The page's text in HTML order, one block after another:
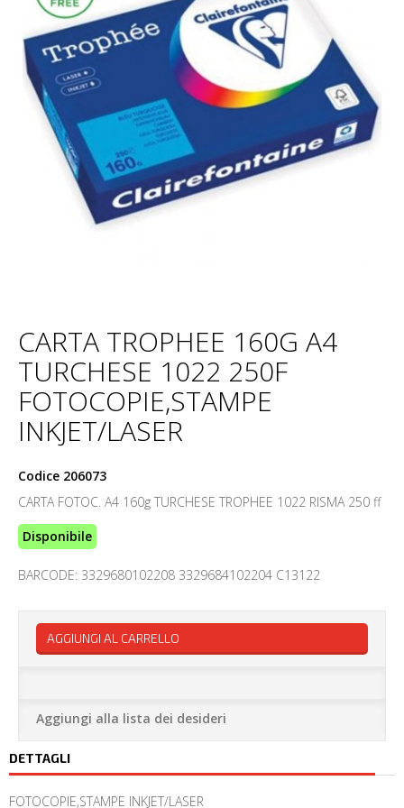
CARTA TROPHEE 160G A4
TURCHESE 1022 250F
FOTOCOPIE,STAMPE
INKJET/LASER
Codice 206073
CARTA FOTOC. A4 160g TURCHESE TROPHEE 1022 RISMA 250 ff
Disponibile
BARCODE: 3329680102208 3329684102204 C13122
AGGIUNGI AL CARRELLO
Aggiungi alla lista dei desideri
DETTAGLI
FOTOCOPIE,STAMPE INKJET/LASER